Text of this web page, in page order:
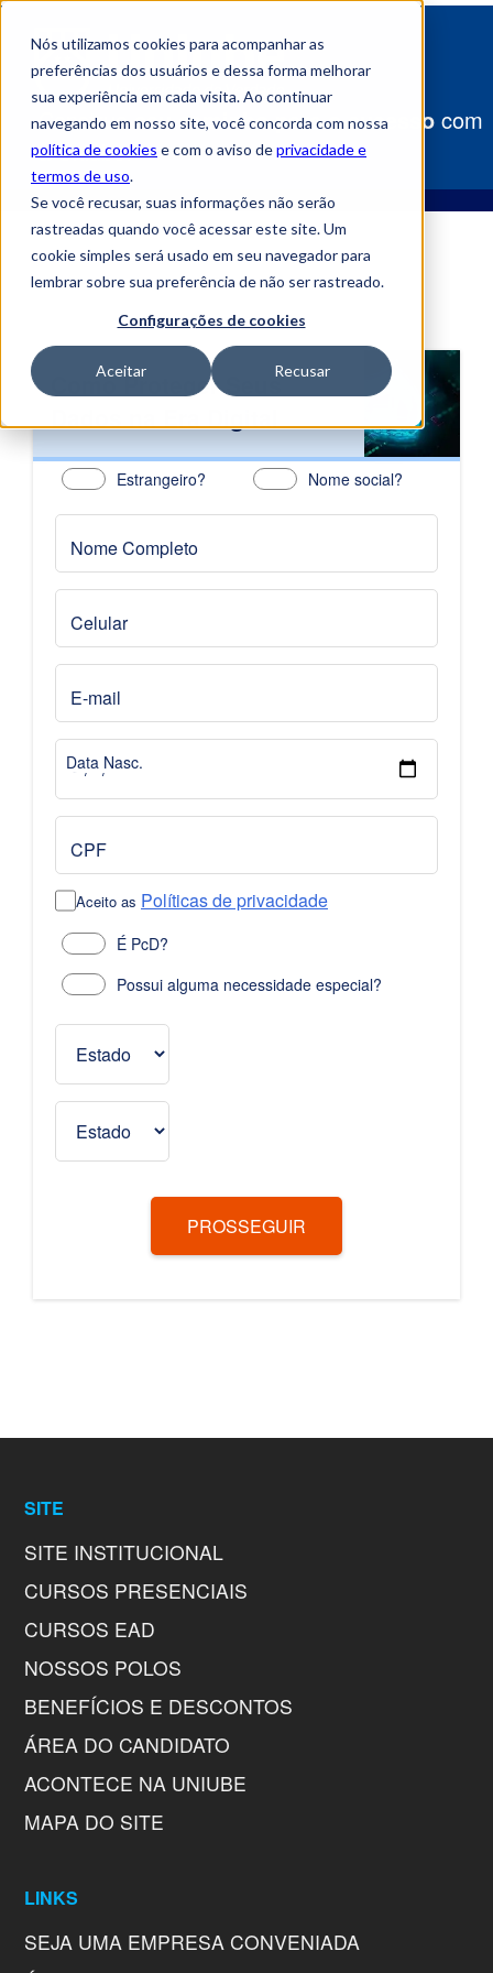
Nós utilizamos cookies para acompanhar as
preferências dos usuários e dessa forma melhorar
sua experiência em cada visita. Ao continuar
navegando em nosso site, você concorda com nossa
política de cookies e com o aviso deprivacidade e
termos de uso.
Se você recusar, suas informações não serão
rastreadas quando você acessar este site. Um
cookie simples será usado em seu navegador para
lembrar sobre sua preferência de não ser rastreado.
Configurações de cookies
Aceitar Recusar
Construaseu caminho para o sucesso com
a Uniube!
Como Proteger Seus
Dados na Era Digital
Estrangeiro? Nome social?
Nome Completo
Celular
E-mail
Data Nasc.
CPF
Aceito as Políticas de privacidade
É PcD?
Possui alguma necessidade especial?
PROSSEGUIR
SITE
SITE INSTITUCIONAL
CURSOS PRESENCIAIS
CURSOS EAD
NOSSOS POLOS
BENEFÍCIOS E DESCONTOS
ÁREA DO CANDIDATO
ACONTECE NA UNIUBE
MAPA DO SITE
LINKS
SEJA UMA EMPRESA CONVENIADA